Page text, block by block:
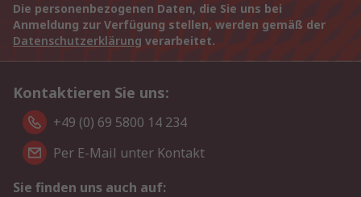
Die personenbezogenen Daten, die Sie uns bei
Anmeldung zur Verfügung stellen, werden gemäß der
Datenschutzerklärung verarbeitet.
Kontaktieren Sie uns:
+49 (0) 69 5800 14 234
Per E-Mail unter Kontakt
Sie finden uns auch auf: